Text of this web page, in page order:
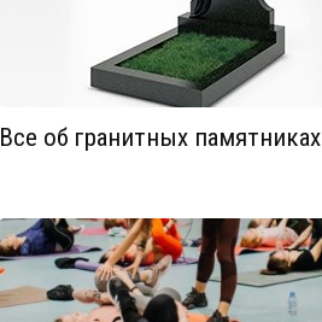
Все об гранитных памятниках